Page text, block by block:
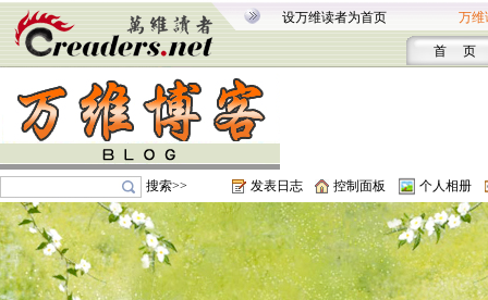
设万维读者为首页 万维
首 页
搜索>> 发表日志 控制面板 个人相册